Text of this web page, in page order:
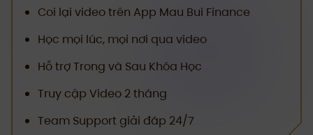
Coi lại video trên App Mau Bui Finance
Học mọi lúc, mọi nơi qua video
Hỗ trợ Trong và Sau Khóa Học
Truy cập Video 2 tháng
Team Support giải đáp 24/7